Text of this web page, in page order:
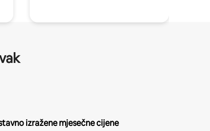
izražene mjesečne cijene